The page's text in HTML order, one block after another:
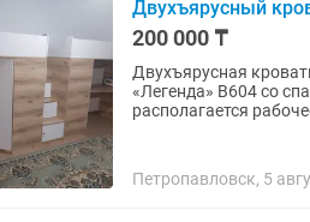
Двухъярусный
200 000 ₸
Двухъярусная кровать
«Легенда» B604 со спальным местом
располагается
Петропавловск, 5